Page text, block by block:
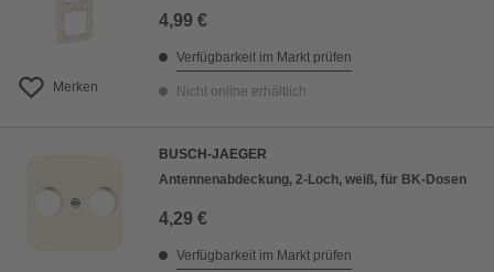
Merken
4,99 €
Verfügbarkeit im Markt prüfen
Nicht online erhältlich
BUSCH-JAEGER
Antennenabdeckung, 2-Loch, weiß, für BK-Dosen
4,29 €
Verfügbarkeit im Markt prüfen